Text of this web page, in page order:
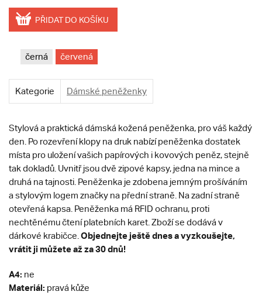
PŘIDAT DO KOŠÍKU
černá červená
Kategorie Dámské peněženky
Stylová a praktická dámská kožená peněženka, pro váš každý
den. Po rozevření klopy na druk nabízí peněženka dostatek
místa pro uložení vašich papírových i kovových peněz, stejně
tak dokladů. Uvnitř jsou dvě zipové kapsy, jedna na mince a
druhá na tajnosti. Peněženka je zdobena jemným prošíváním
a stylovým logem značky na přední straně. Na zadní straně
otevřená kapsa. Peněženka má RFID ochranu, proti
nechtěnému čtení platebních karet. Zboží se dodává v
dárkové krabičce. Objednejte ještě dnes a vyzkoušejte,
vrátit ji můžete až za 30 dnů!
A4: ne
Materiál: pravá kůže